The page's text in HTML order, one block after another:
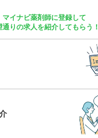
マイナビ薬剤師に登録して
通りの求人を紹介してもらう！